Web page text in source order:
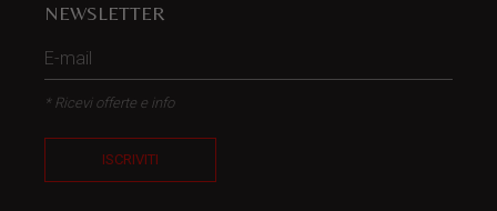
NEWSLETTER
* Ricevi offerte e info
ISCRIVITI